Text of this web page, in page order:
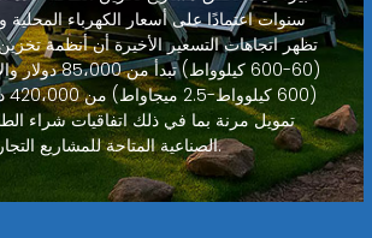
سنوات اعتمادًا على أسعار الكهرباء المحلية
تظهر اتجاهات التسعير الأخيرة أن أنظمة
(60-600 كيلوواط)
تمويل مرنة بما في ذلك اتفاقيات شراء
الصناعية المتاحة للمشاريع التجارية.